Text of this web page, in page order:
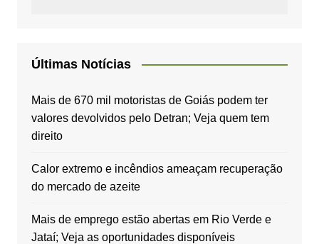
Últimas Notícias
Mais de 670 mil motoristas de Goiás podem ter
valores devolvidos pelo Detran; Veja quem tem
direito
Calor extremo e incêndios ameaçam recuperação
do mercado de azeite
Mais de emprego estão abertas em Rio Verde e
Jataí; Veja as oportunidades disponíveis